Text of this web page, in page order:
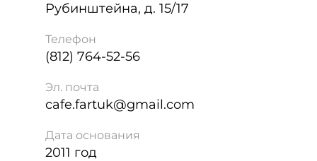
Рубинштейна, д. 15/17
Телефон
(812) 764-52-56
Эл. почта
cafe.fartuk@gmail.com
Дата основания
2011 год